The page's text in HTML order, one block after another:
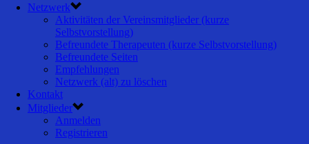
Netzwerk
Aktivitäten der Vereinsmitglieder (kurze
Selbstvorstellung)
Befreundete Therapeuten (kurze Selbstvorstellung)
Befreundete Seiten
Empfehlungen
Netzwerk (alt) zu löschen
Kontakt
Mitglieder
Anmelden
Registrieren